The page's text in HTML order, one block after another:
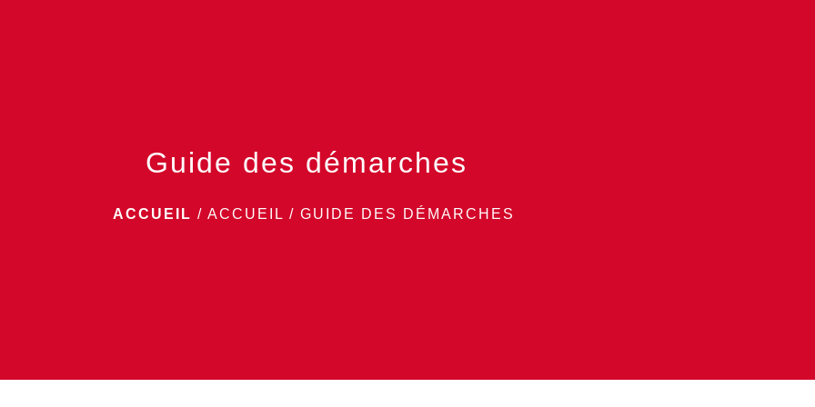
Guide des démarches
ACCUEIL / ACCUEIL / GUIDE DES DÉMARCHES